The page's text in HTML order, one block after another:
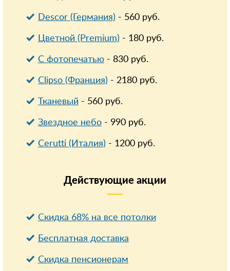
Descor (Германия) - 560руб.
Цветной (Premium) - 180руб.
С фотопечатью- 830руб.
Clipso (Франция) - 2180руб.
Тканевый- 560руб.
Звездное небо- 990руб.
Cerutti (Италия) - 1200руб.
Действующие акции
Скидка 68% на все потолки
Бесплатная доставка
Cкидка пенсионерам